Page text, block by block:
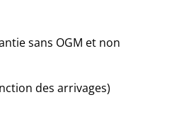
sans OGM et non
des arrivages)